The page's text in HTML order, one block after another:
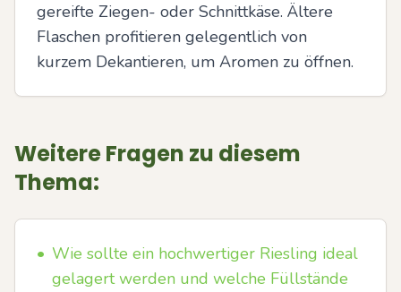
gereifte Ziegen- oder Schnittkäse. Ältere
Flaschen profitieren gelegentlich von
kurzem Dekantieren, um Aromen zu öffnen.
Weitere Fragen zu diesem
Thema:
• Wie sollte ein hochwertiger Riesling ideal
gelagert werden und welche Füllstände